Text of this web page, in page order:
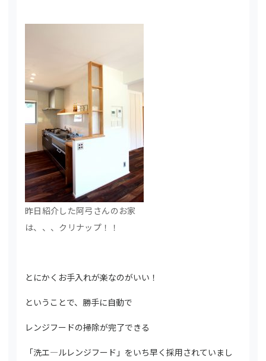
昨日紹介した阿弓さんのお家
は、、、クリナップ！！
とにかくお手入れが楽なのがいい！
ということで、勝手に自動で
レンジフードの掃除が完了できる
「洗エ―ルレンジフード」をいち早く採用されていまし